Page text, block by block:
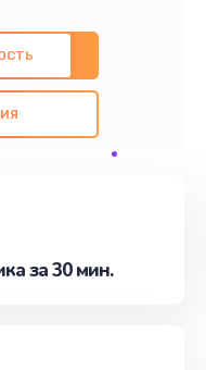
ремонт с
компонентов, а
всех
- предоставить
записаться на
за 30 мин.